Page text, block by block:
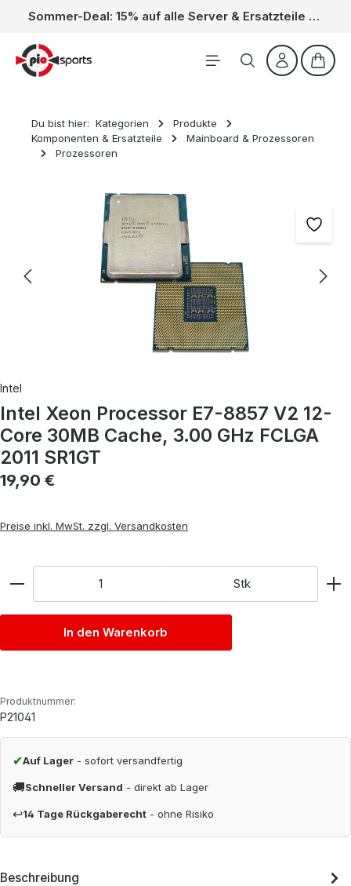
Zum Hauptinhalt springen Sommer-Deal: 15% auf alle Server & Ersatzteile – Kein Code nötig, der Rabatt wird automatisch im Warenkorb abgezogen. Gültig vom 01.06. bis 31.08.
Du bist hier: Kategorien
Produkte
Komponenten & Ersatzteile
Mainboard & Prozessoren
Prozessoren
Bildergalerie überspringen
Intel
Intel Xeon Processor E7-8857 V2 12-
Core 30MB Cache, 3.00 GHz FCLGA
2011 SR1GT
Regulärer Preis:
19,90 €
Preise inkl. MwSt. zzgl. Versandkosten
Stk
In den Warenkorb
Produktnummer:
P21041
✔Auf Lager - sofort versandfertig
🚚Schneller Versand - direkt ab Lager
↩14 Tage Rückgaberecht - ohne Risiko
Beschreibung